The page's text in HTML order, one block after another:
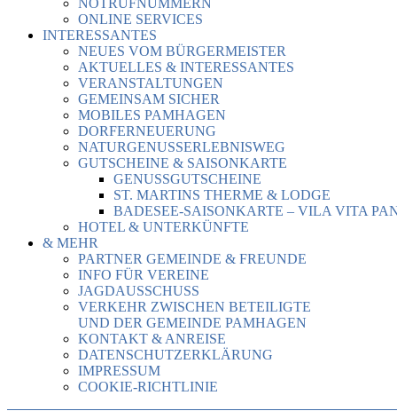
NOTRUFNUMMERN
ONLINE SERVICES
INTERESSANTES
NEUES VOM BÜRGERMEISTER
AKTUELLES & INTERESSANTES
VERANSTALTUNGEN
GEMEINSAM SICHER
MOBILES PAMHAGEN
DORFERNEUERUNG
NATURGENUSSERLEBNISWEG
GUTSCHEINE & SAISONKARTE
GENUSSGUTSCHEINE
ST. MARTINS THERME & LODGE
BADESEE-SAISONKARTE – VILA VITA
HOTEL & UNTERKÜNFTE
& MEHR
PARTNER GEMEINDE & FREUNDE
INFO FÜR VEREINE
JAGDAUSSCHUSS
VERKEHR ZWISCHEN BETEILIGTE
UND DER GEMEINDE PAMHAGEN
KONTAKT & ANREISE
DATENSCHUTZERKLÄRUNG
IMPRESSUM
COOKIE-RICHTLINIE